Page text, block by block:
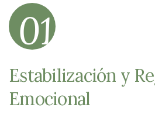
01
Estabilización y
Emocional